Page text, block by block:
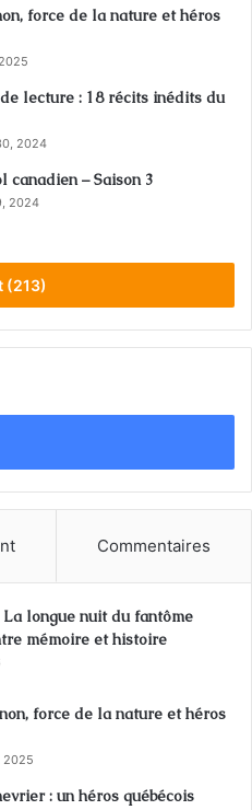
force de la nature et héros
lecture : 18 récits inédits du
2024
canadien – Saison 3
2024
(213)
Commentaires
La longue nuit du fantôme
mémoire et histoire
force de la nature et héros
2025
: un héros québécois